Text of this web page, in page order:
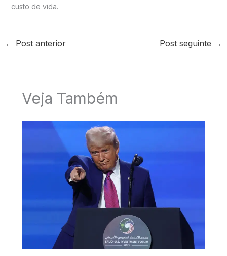
custo de vida.
← Post anterior Post seguinte →
Veja Também